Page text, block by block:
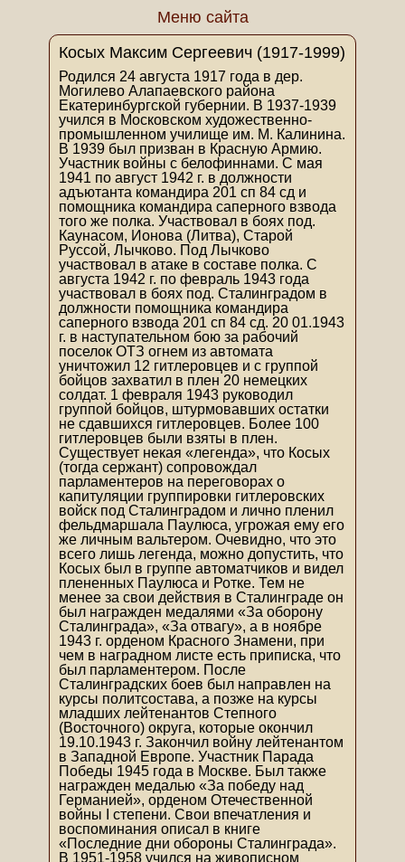
Меню сайта
Косых Максим Сергеевич (1917-1999)
Родился 24 августа 1917 года в дер.
Могилево Алапаевского района
Екатеринбургской губернии. В 1937-1939
учился в Московском художественно-
промышленном училище им. М. Калинина.
В 1939 был призван в Красную Армию.
Участник войны с белофиннами. С мая
1941 по август 1942 г. в должности
адъютанта командира 201 сп 84 сд и
помощника командира саперного взвода
того же полка. Участвовал в боях под.
Каунасом, Ионова (Литва), Старой
Руссой, Лычково. Под Лычково
участвовал в атаке в составе полка. С
августа 1942 г. по февраль 1943 года
участвовал в боях под. Сталинградом в
должности помощника командира
саперного взвода 201 сп 84 сд. 20 01.1943
г. в наступательном бою за рабочий
поселок ОТЗ огнем из автомата
уничтожил 12 гитлеровцев и с группой
бойцов захватил в плен 20 немецких
солдат. 1 февраля 1943 руководил
группой бойцов, штурмовавших остатки
не сдавшихся гитлеровцев. Более 100
гитлеровцев были взяты в плен.
Существует некая «легенда», что Косых
(тогда сержант) сопровождал
парламентеров на переговорах о
капитуляции группировки гитлеровских
войск под Сталинградом и лично пленил
фельдмаршала Паулюса, угрожая ему его
же личным вальтером. Очевидно, что это
всего лишь легенда, можно допустить, что
Косых был в группе автоматчиков и видел
плененных Паулюса и Ротке. Тем не
менее за свои действия в Сталинграде он
был награжден медалями «За оборону
Сталинграда», «За отвагу», а в ноябре
1943 г. орденом Красного Знамени, при
чем в наградном листе есть приписка, что
был парламентером. После
Сталинградских боев был направлен на
курсы политсостава, а позже на курсы
младших лейтенантов Степного
(Восточного) округа, которые окончил
19.10.1943 г. Закончил войну лейтенантом
в Западной Европе. Участник Парада
Победы 1945 года в Москве. Был также
награжден медалью «За победу над
Германией», орденом Отечественной
войны I степени. Свои впечатления и
воспоминания описал в книге
«Последние дни обороны Сталинграда».
В 1951-1958 учился на живописном